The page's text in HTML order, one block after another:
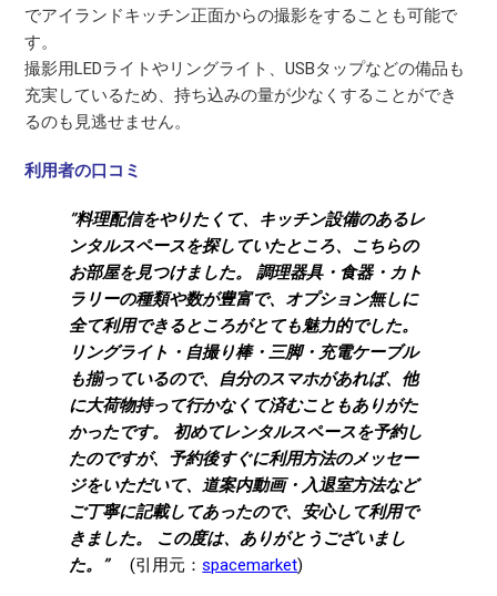
でアイランドキッチン正面からの撮影をすることも可能で
す。
撮影用LEDライトやリングライト、USBタップなどの備品も
充実しているため、持ち込みの量が少なくすることができ
るのも見逃せません。
利用者の口コミ
”料理配信をやりたくて、キッチン設備のあるレ
ンタルスペースを探していたところ、こちらの
お部屋を見つけました。 調理器具・食器・カト
ラリーの種類や数が豊富で、オプション無しに
全て利用できるところがとても魅力的でした。
リングライト・自撮り棒・三脚・充電ケーブル
も揃っているので、自分のスマホがあれば、他
に大荷物持って行かなくて済むこともありがた
かったです。 初めてレンタルスペースを予約し
たのですが、予約後すぐに利用方法のメッセー
ジをいただいて、道案内動画・入退室方法など
ご丁寧に記載してあったので、安心して利用で
きました。 この度は、ありがとうございまし
た。”
(引用元：spacemarket)